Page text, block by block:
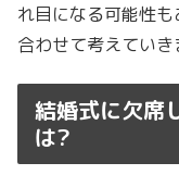
れ目になる可能性
合わせて考えていき
結婚式に欠席
は?